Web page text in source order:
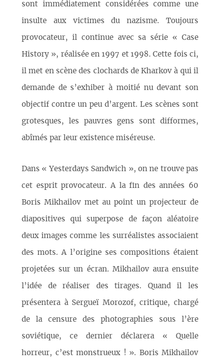
sont immédiatement considérées comme une
insulte aux victimes du nazisme. Toujours
provocateur, il continue avec sa série « Case
History », réalisée en 1997 et 1998. Cette fois ci,
il met en scène des clochards de Kharkov à qui il
demande de s’exhiber à moitié nu devant son
objectif contre un peu d’argent. Les scènes sont
grotesques, les pauvres gens sont difformes,
abîmés par leur existence miséreuse.
Dans « Yesterdays Sandwich », on ne trouve pas
cet esprit provocateur. A la fin des années 60
Boris Mikhailov met au point un projecteur de
diapositives qui superpose de façon aléatoire
deux images comme les surréalistes associaient
des mots. A l’origine ses compositions étaient
projetées sur un écran. Mikhailov aura ensuite
l’idée de réaliser des tirages. Quand il les
présentera à Sergueï Morozof, critique, chargé
de la censure des photographies sous l’ère
soviétique, ce dernier déclarera « Quelle
horreur, c’est monstrueux ! ». Boris Mikhailov